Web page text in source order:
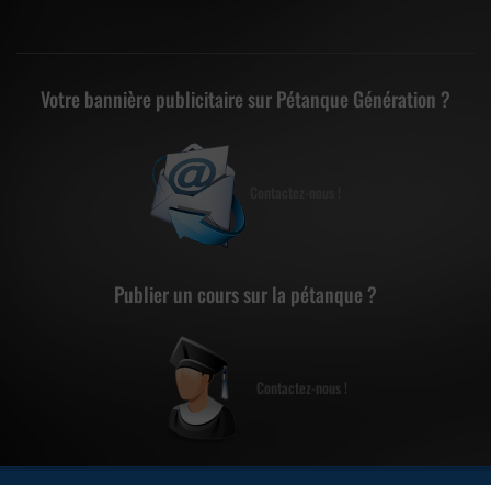
Votre bannière publicitaire sur Pétanque Génération ?
Publier un cours sur la pétanque ?
Contactez-nous !